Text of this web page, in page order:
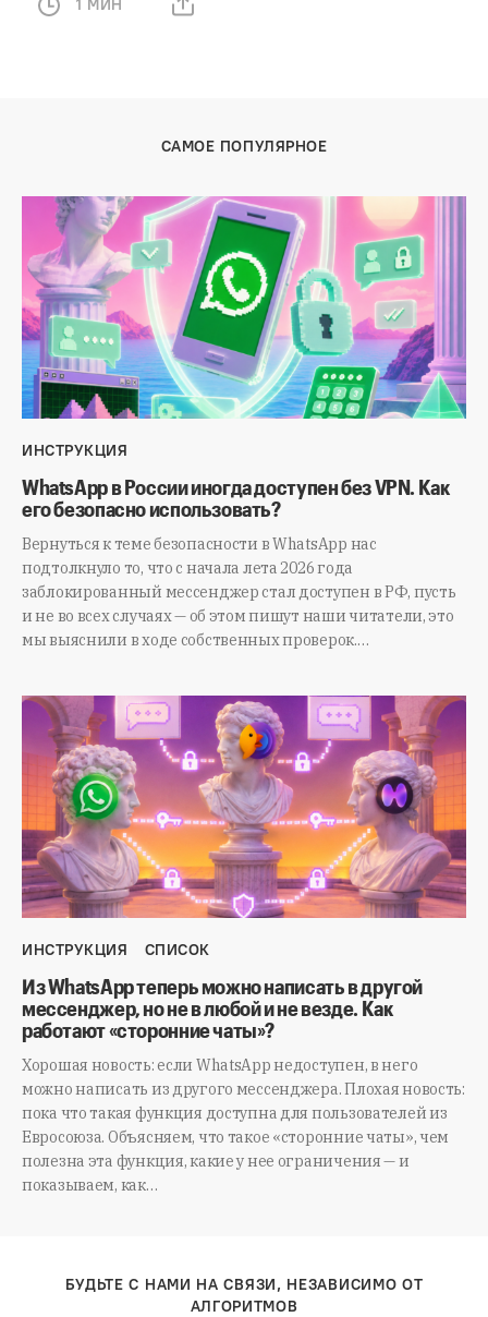
1 МИН
САМОЕ ПОПУЛЯРНОЕ
ИНСТРУКЦИЯ
WhatsApp в России иногда доступен без VPN. Как
его безопасно использовать?
Вернуться к теме безопасности в WhatsApp нас
подтолкнуло то, что с начала лета 2026 года
заблокированный мессенджер стал доступен в РФ, пусть
и не во всех случаях — об этом пишут наши читатели, это
мы выяснили в ходе собственных проверок.…
ИНСТРУКЦИЯ СПИСОК
Из WhatsApp теперь можно написать в другой
мессенджер, но не в любой и не везде. Как
работают «сторонние чаты»?
Хорошая новость: если WhatsApp недоступен, в него
можно написать из другого мессенджера. Плохая новость:
пока что такая функция доступна для пользователей из
Евросоюза. Объясняем, что такое «сторонние чаты», чем
полезна эта функция, какие у нее ограничения — и
показываем, как…
БУДЬТЕ С НАМИ НА СВЯЗИ, НЕЗАВИСИМО ОТ
АЛГОРИТМОВ